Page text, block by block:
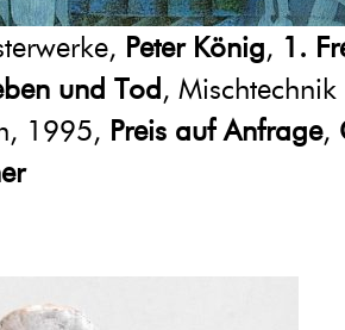
Peter König, 1.
und Tod ,
1995, Preis auf Anfrage,